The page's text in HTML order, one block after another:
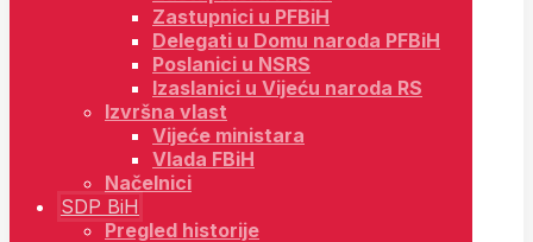
Zastupnici u PFBiH
Delegati u Domu naroda PFBiH
Poslanici u NSRS
Izaslanici u Vijeću naroda RS
Izvršna vlast
Vijeće ministara
Vlada FBiH
Načelnici
SDP BiH
Pregled historije